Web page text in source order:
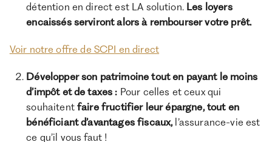
détention en direct est LA solution. Les loyers
encaissés serviront alors à rembourser votre prêt.
Voir notre offre de SCPI en direct
Développer son patrimoine tout en payant le moins
d’impôt et de taxes : Pour celles et ceux qui
souhaitent faire fructifier leur épargne, tout en
bénéficiant d’avantages fiscaux, l’assurance-vie est
ce qu’il vous faut !